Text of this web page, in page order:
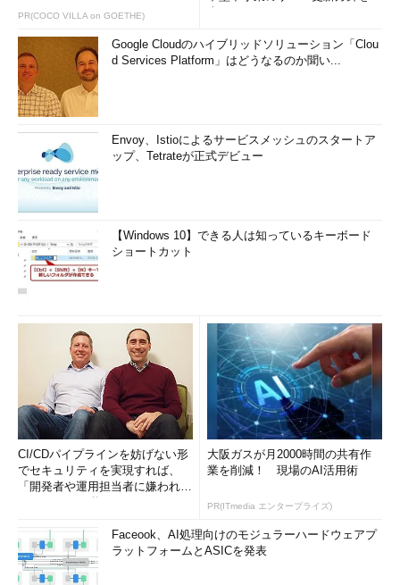
PR(COCO VILLA on GOETHE)
Google Cloudのハイブリッドソリューション「Clou
d Services Platform」はどうなるのか聞い...
Envoy、Istioによるサービスメッシュのスタートア
ップ、Tetrateが正式デビュー
【Windows 10】できる人は知っているキーボード
ショートカット
CI/CDパイプラインを妨げない形
でセキュリティを実現すれば、
「開発者や運用担当者に嫌われな
大阪ガスが月2000時間の共有作
業を削減！ 現場のAI活用術
PR(ITmedia エンタープライズ)
Faceook、AI処理向けのモジュラーハードウェアプ
ラットフォームとASICを発表